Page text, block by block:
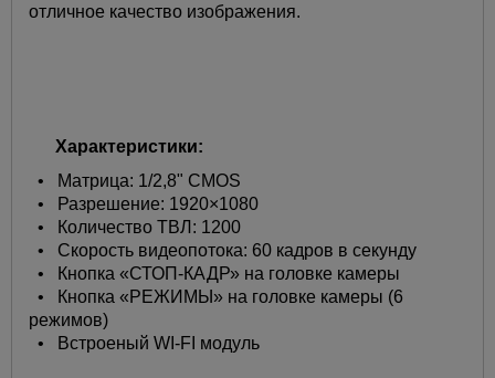
отличное качество изображения.
Характеристики:
• Матрица: 1/2,8" CMOS
• Разрешение: 1920×1080
• Количество ТВЛ: 1200
• Скорость видеопотока: 60 кадров в секунду
• Кнопка «СТОП-КАДР» на головке камеры
• Кнопка «РЕЖИМЫ» на головке камеры (6
режимов)
• Встроеный WI-FI модуль